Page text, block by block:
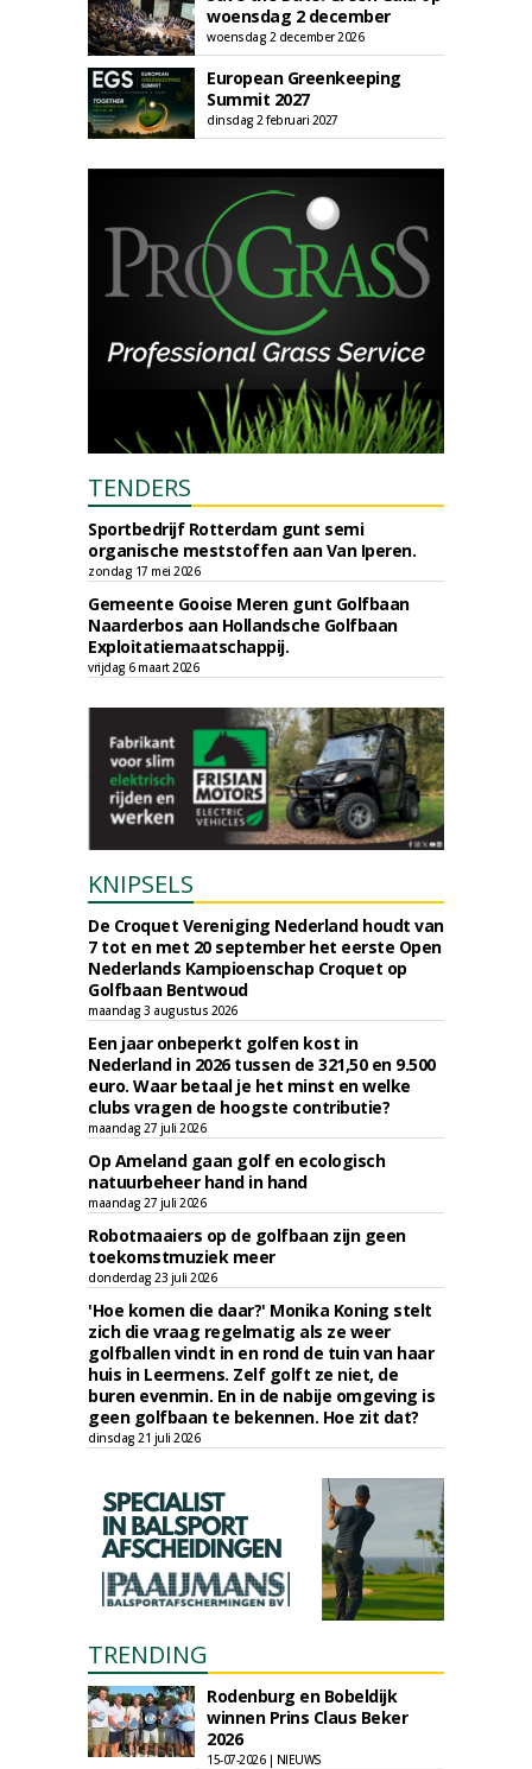
woensdag 2 december
woensdag 2 december 2026
European Greenkeeping
Summit 2027
dinsdag 2 februari 2027
TENDERS
Sportbedrijf Rotterdam gunt semi
organische meststoffen aan Van Iperen.
zondag 17 mei 2026
Gemeente Gooise Meren gunt Golfbaan
Naarderbos aan Hollandsche Golfbaan
Exploitatiemaatschappij.
vrijdag 6 maart 2026
KNIPSELS
De Croquet Vereniging Nederland houdt van
7 tot en met 20 september het eerste Open
Nederlands Kampioenschap Croquet op
Golfbaan Bentwoud
maandag 3 augustus 2026
Een jaar onbeperkt golfen kost in
Nederland in 2026 tussen de 321,50 en 9.500
euro. Waar betaal je het minst en welke
clubs vragen de hoogste contributie?
maandag 27 juli 2026
Op Ameland gaan golf en ecologisch
natuurbeheer hand in hand
maandag 27 juli 2026
Robotmaaiers op de golfbaan zijn geen
toekomstmuziek meer
donderdag 23 juli 2026
'Hoe komen die daar?' Monika Koning stelt
zich die vraag regelmatig als ze weer
golfballen vindt in en rond de tuin van haar
huis in Leermens. Zelf golft ze niet, de
buren evenmin. En in de nabije omgeving is
geen golfbaan te bekennen. Hoe zit dat?
dinsdag 21 juli 2026
TRENDING
Rodenburg en Bobeldijk
winnen Prins Claus Beker
2026
15-07-2026 | NIEUWS